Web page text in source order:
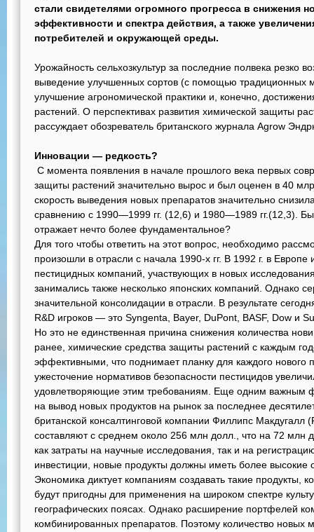
стали свидетелями огромного прогресса в снижения
эффективности и спектра действия, а также
потребителей и окружающей среды.
Урожайность сельхозкультур за последние полвека резко
выведение улучшенных сортов (с помощью традиционных
улучшение агрономической практики и, конечно,
растений. О перспективах развития химической защиты
рассуждает обозреватель британского журнала Agrow
Инновации — редкость?
С момента появления в начале прошлого века первых
защиты растений значительно вырос и был оценен в 40
скорость выведения новых препаратов значительно
сравнению с 1990—1999 гг. (12,6) и 1980—1989 гг.(12,3).
отражает нечто более фундаментальное?
Для того чтобы ответить на этот вопрос, необходимо
произошли в отрасли с начала 1990-х гг. В 1992 г. в
пестицидных компаний, участвующих в новых
занимались также несколько японских компаний. Однако
значительной консолидации в отрасли. В результате
R&D игроков — это Syngenta, Bayer, DuPont, BASF, Dow и
Но это не единственная причина снижения количества
ранее, химические средства защиты растений с каждым
эффективными, что поднимает планку для каждого нового
ужесточение нормативов безопасности пестицидов
удовлетворяющие этим требованиям. Еще одним важным
на вывод новых продуктов на рынок за последнее
британской консалтинговой компании Филлипс Макдугалл
составляют с среднем около 256 млн долл., что на 72 млн
как затраты на научные исследования, так и на
инвестиции, новые продукты должны иметь более
Экономика диктует компаниям создавать такие продукты,
будут пригодны для применения на широком спектре
географических поясах. Однако расширение портфелей
комбинированных препаратов. Поэтому количество новых